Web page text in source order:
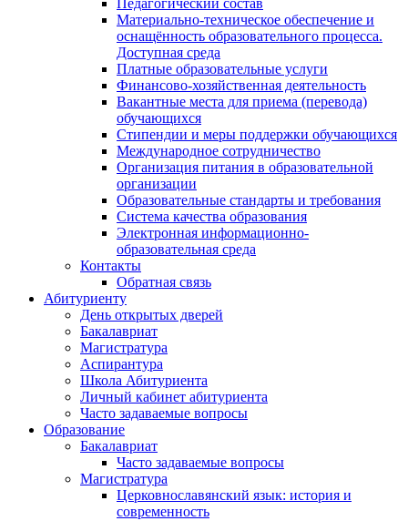
Материально-техническое обеспечение и
оснащённость образовательного процесса.
Доступная среда
Платные образовательные услуги
Финансово-хозяйственная деятельность
Вакантные места для приема (перевода)
обучающихся
Стипендии и меры поддержки обучающихся
Международное сотрудничество
Организация питания в образовательной
организации
Образовательные стандарты и требования
Система качества образования
Электронная информационно-
образовательная среда
Контакты
Обратная связь
Абитуриенту
День открытых дверей
Бакалавриат
Магистратура
Аспирантура
Школа Абитуриента
Личный кабинет абитуриента
Часто задаваемые вопросы
Образование
Бакалавриат
Часто задаваемые вопросы
Магистратура
Церковнославянский язык: история и
современность